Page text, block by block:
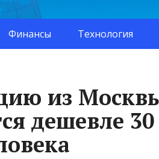
Финансы Технология
из
дешевле